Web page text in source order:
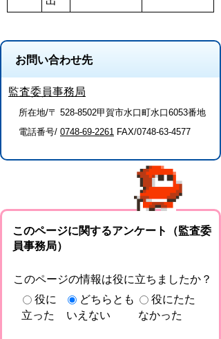
お問い合わせ先
監査委員事務局
所在地/〒 528-8502甲賀市水口町水口6053番地
電話番号/ 0748-69-2261 FAX/0748-63-4577
このページに関するアンケート（監査委
員事務局）
このページの情報は役に立ちましたか？
役に
立った
どちらとも
いえない
役にたた
なかった